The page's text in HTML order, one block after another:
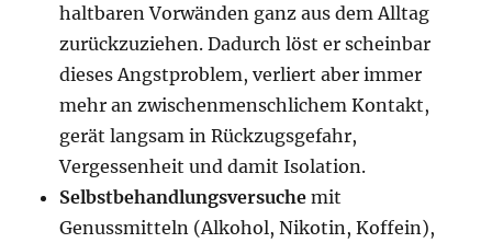
haltbaren Vorwänden ganz aus dem Alltag
zurückzuziehen. Dadurch löst er scheinbar
dieses Angstproblem, verliert aber immer
mehr an zwischenmenschlichem Kontakt,
gerät langsam in Rückzugsgefahr,
Vergessenheit und damit Isolation.
Selbstbehandlungsversuche mit
Genussmitteln (Alkohol, Nikotin, Koffein),